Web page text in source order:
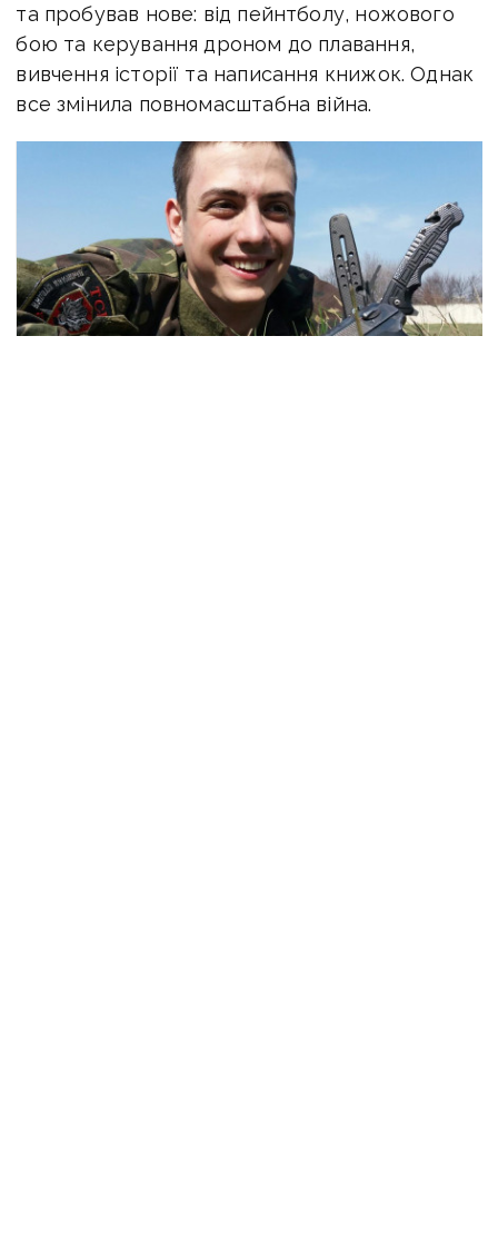
та пробував нове: від пейнтболу, ножового
бою та керування дроном до плавання,
вивчення історії та написання книжок. Однак
все змінила повномасштабна війна.